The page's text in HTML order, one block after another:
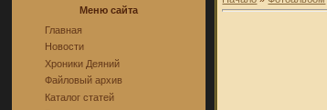
Меню сайта
Главная
Новости
Хроники Деяний
Файловый архив
Каталог статей